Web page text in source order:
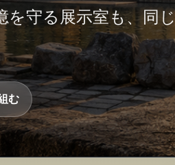
守る展示室も、同
む